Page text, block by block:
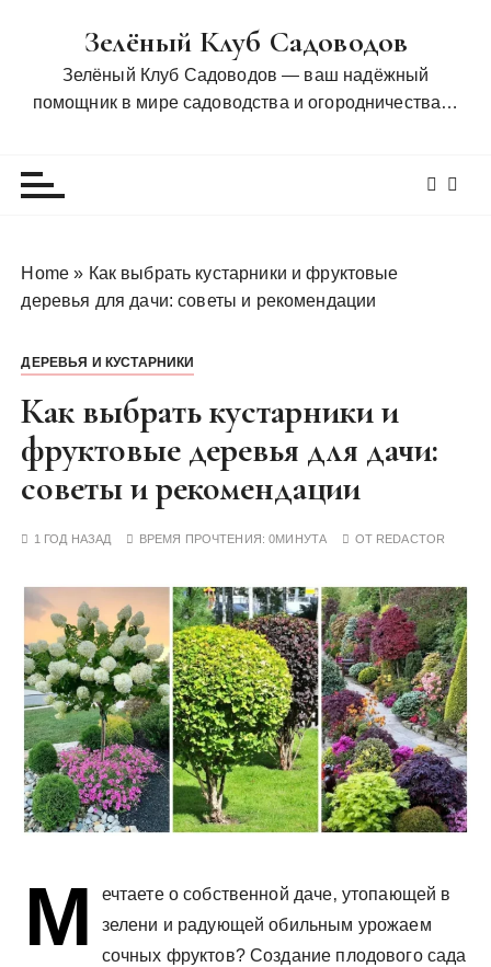
Зелёный Клуб Садоводов
Зелёный Клуб Садоводов — ваш надёжный
помощник в мире садоводства и огородничества…
Home » Как выбрать кустарники и фруктовые
деревья для дачи: советы и рекомендации
ДЕРЕВЬЯ И КУСТАРНИКИ
Как выбрать кустарники и
фруктовые деревья для дачи:
советы и рекомендации
1 ГОД НАЗАД ВРЕМЯ ПРОЧТЕНИЯ:0МИНУТА ОТ REDACTOR
М
ечтаете о собственной даче‚ утопающей в
зелени и радующей обильным урожаем
сочных фруктов? Создание плодового сада